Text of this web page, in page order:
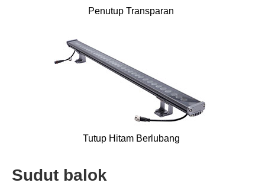
Penutup Transparan
Tutup Hitam Berlubang
Sudut balok